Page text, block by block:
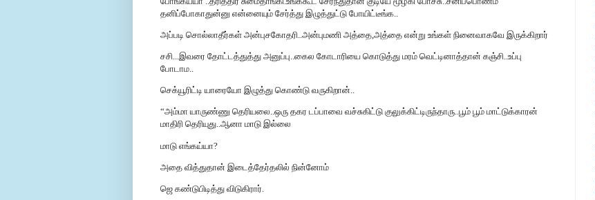
தனிப்போகாதுன்னு என்னையும் சேர்த்து இழுத்துட்டு போயிட்டீங்க..
அப்படி சொல்லாதீர்கள் அன்புசகோதரி..அன்புமணி அத்தை,அத்தை என்று உங்கள் நினைவாகவே இருக்கிறார்
சசி...இவரை தோட்டத்துத்து அனுப்பு..கைல கோடாரியை கொடுத்து மரம் வெட்டினாத்தான் கஞ்சி..உப்பு
போடாம..
செக்யூரிட்டி யாரையோ இழுத்து கொண்டு வருகிறான்..
“அம்மா யாருண்ணு தெரியலை..ஒரு தகர டப்பாவை வச்சுகிட்டு குலுக்கிட்டிருந்தாரு..பூம் பூம் மாட்டுக்காரன்
மாதிரி தெரியுது..ஆனா மாடு இல்லை
மாடு எங்கய்யா?
அதை வித்துதான் இடைத்தேர்தலில் நின்னோம்
ஜெ கண்டுபிடித்து விடுகிரார்.